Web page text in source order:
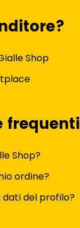
Shop
frequenti
Shop?
ordine?
del profilo?